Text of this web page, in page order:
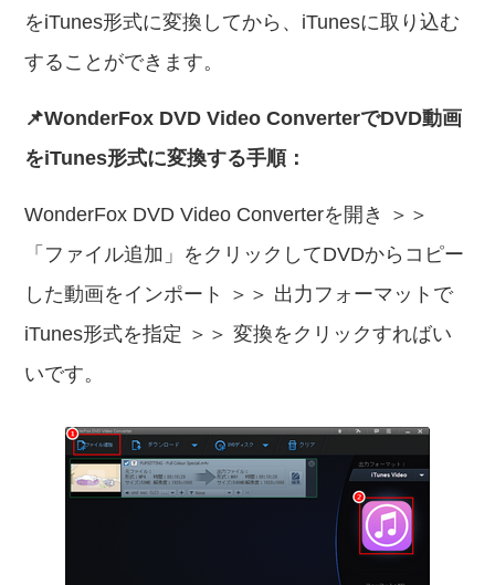
をiTunes形式に変換してから、iTunesに取り込む
することができます。
📌WonderFox DVD Video ConverterでDVD動画
をiTunes形式に変換する手順：
WonderFox DVD Video Converterを開き ＞＞
「ファイル追加」をクリックしてDVDからコピー
した動画をインポート ＞＞ 出力フォーマットで
iTunes形式を指定 ＞＞ 変換をクリックすればい
いです。